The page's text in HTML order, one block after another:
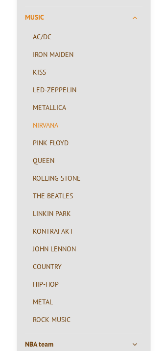
MUSIC
AC/DC
IRON MAIDEN
KISS
LED-ZEPPELIN
METALLICA
NIRVANA
PINK FLOYD
QUEEN
ROLLING STONE
THE BEATLES
LINKIN PARK
KONTRAFAKT
JOHN LENNON
COUNTRY
HIP-HOP
METAL
ROCK MUSIC
NBA team